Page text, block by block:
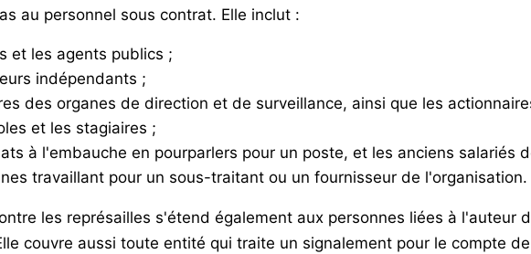
au personnel sous contrat. Elle inclut :
et les agents publics ;
indépendants ;
des organes de direction et de surveillance, ainsi que les
et les stagiaires ;
à l'embauche en pourparlers pour un poste, et les anciens salariés
travaillant pour un sous-traitant ou un fournisseur de l'organisation.
les représailles s'étend également aux personnes liées à l'auteur
couvre aussi toute entité qui traite un signalement pour le compte